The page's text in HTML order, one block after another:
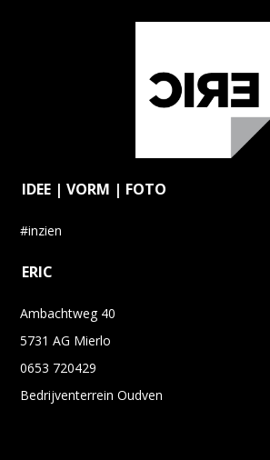
IDEE | VORM | FOTO
#inzien
ERIC
Ambachtweg 40
5731 AG Mierlo
0653 720429
Bedrijventerrein Oudven